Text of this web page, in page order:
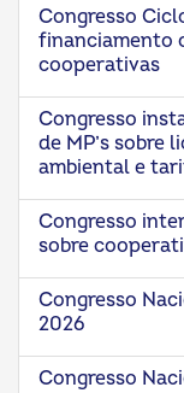
Congresso
financiamento
cooperativas
Congresso
de MP’s sobre
ambiental e
Congresso
sobre
Congresso
2026
Congresso